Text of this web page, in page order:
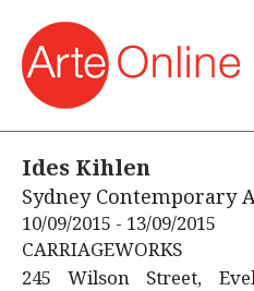
Ides Kihlen
Sydney Contemporary
10/09/2015 - 13/09/2015
CARRIAGEWORKS
245 Wilson Street,